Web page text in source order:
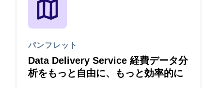
パンフレット
Data Delivery Service 経費データ分
析をもっと自由に、もっと効率的に